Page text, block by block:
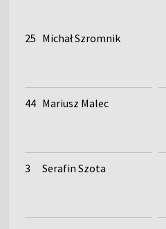
25 Michał Szromnik
44 Mariusz Malec
3 Serafin Szota